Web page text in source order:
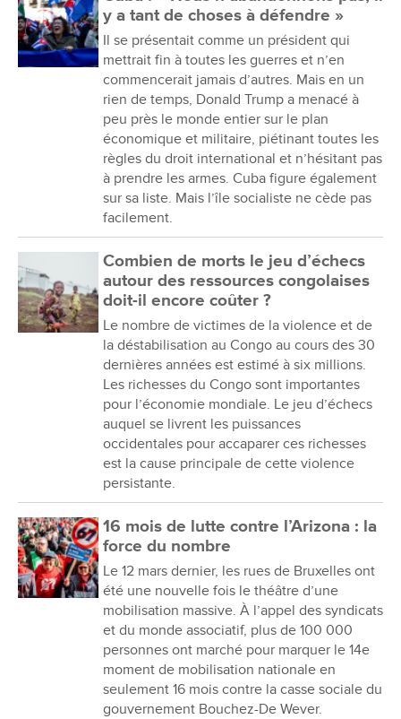
y a tant de choses à défendre »
Il se présentait comme un président qui
mettrait fin à toutes les guerres et n’en
commencerait jamais d’autres. Mais en un
rien de temps, Donald Trump a menacé à
peu près le monde entier sur le plan
économique et militaire, piétinant toutes les
règles du droit international et n’hésitant pas
à prendre les armes. Cuba figure également
sur sa liste. Mais l’île socialiste ne cède pas
facilement.
Combien de morts le jeu d’échecs
autour des ressources congolaises
doit-il encore coûter ?
Le nombre de victimes de la violence et de
la déstabilisation au Congo au cours des 30
dernières années est estimé à six millions.
Les richesses du Congo sont importantes
pour l’économie mondiale. Le jeu d’échecs
auquel se livrent les puissances
occidentales pour accaparer ces richesses
est la cause principale de cette violence
persistante.
16 mois de lutte contre l’Arizona : la
force du nombre
Le 12 mars dernier, les rues de Bruxelles ont
été une nouvelle fois le théâtre d’une
mobilisation massive. À l’appel des syndicats
et du monde associatif, plus de 100 000
personnes ont marché pour marquer le 14e
moment de mobilisation nationale en
seulement 16 mois contre la casse sociale du
gouvernement Bouchez-De Wever.